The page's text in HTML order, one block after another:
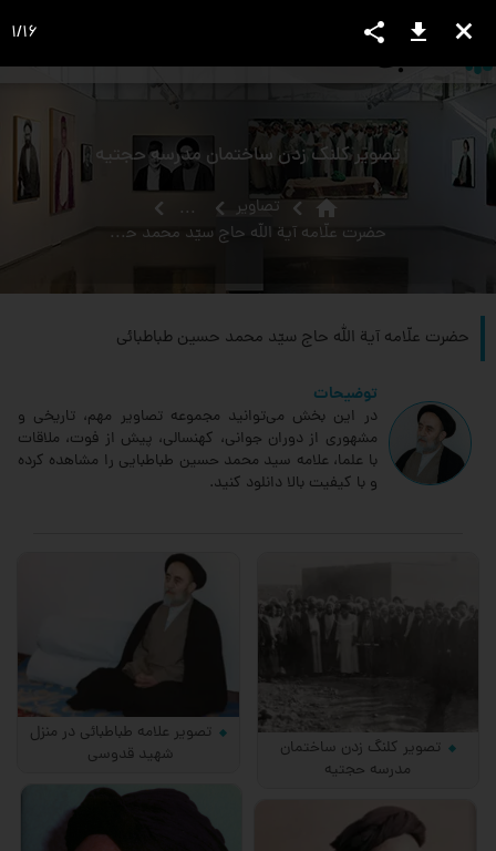
view_headline
تصویر کلنگ زدن ساختمان مدرسه حجتیه
home تصاویر
...
حضرت علّامه آية الله حاج سيّد محمد حسين طباطبائى‏
حضرت علّامه آية الله حاج سيّد محمد حسين طباطبائى‏
توضیحات
در این بخش می‌توانید مجموعه تصاویر مهم، تاریخی و
مشهوری از دوران جوانی، کهنسالی، پیش از فوت، ملاقات‌
با علما، علامه سید محمد حسین طباطبایی را مشاهده کرده
و با کیفیت بالا دانلود کنید.
تصویر کلنگ زدن ساختمان
مدرسه حجتیه
تصویر علامه طباطبائی در منزل
شهید قدوسی
close
download
share
1/16